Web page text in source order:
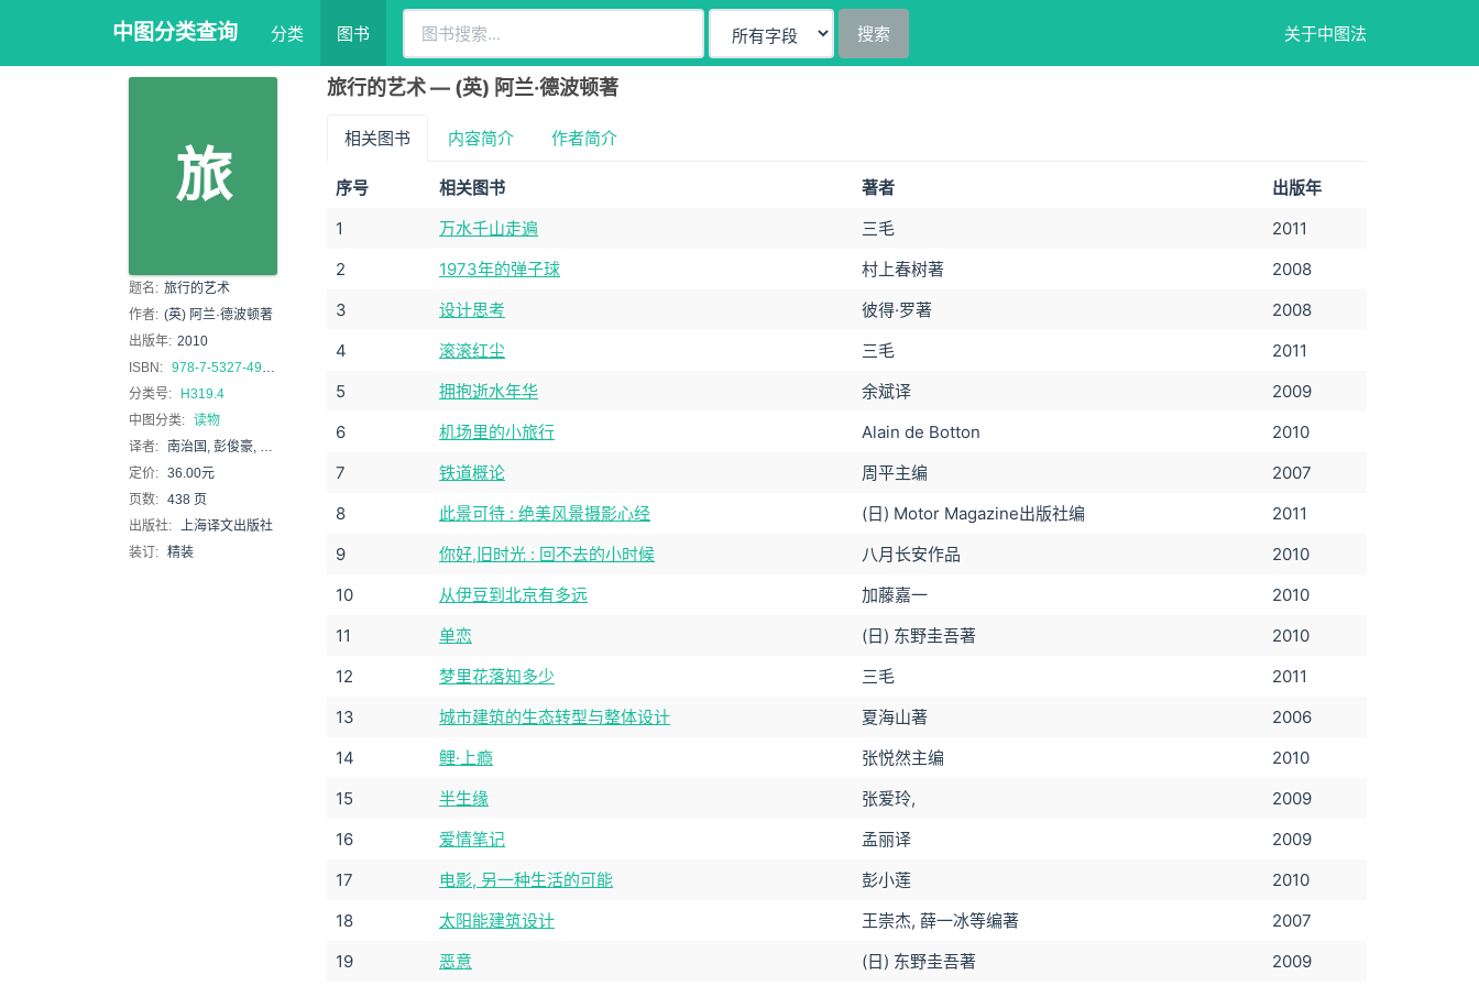
中图分类查询 分类 图书 搜索 关于中图法
旅
题名: 旅行的艺术
作者: (英) 阿兰·德波顿著
出版年: 2010
ISBN: 978-7-5327-4938-6
分类号:
H319.4
中图分类: 读物
译者:
南治国, 彭俊豪, 何世原
定价: 36.00元
页数: 438 页
出版社: 上海译文出版社
装订: 精装
旅行的艺术 — (英) 阿兰·德波顿著
相关图书 内容简介 作者简介
序号 相关图书 著者
出版年
1
万水千山走遍 三毛
2011
2
1973年的弹子球 村上春树著
2008
3
设计思考 彼得·罗著
2008
4
滚滚红尘 三毛
2011
5
拥抱逝水年华 余斌译
2009
6
机场里的小旅行 Alain de Botton
2010
7
铁道概论 周平主编
2007
8
此景可待 : 绝美风景摄影心经 (日) Motor Magazine出版社编
2011
9
你好,旧时光 : 回不去的小时候 八月长安作品
2010
10
从伊豆到北京有多远 加藤嘉一
2010
11
单恋 (日) 东野圭吾著
2010
12
梦里花落知多少 三毛
2011
13
城市建筑的生态转型与整体设计 夏海山著
2006
14
鲤·上瘾 张悦然主编
2010
15
半生缘 张爱玲,
2009
16
爱情笔记 孟丽译
2009
17
电影, 另一种生活的可能 彭小莲
2010
18
太阳能建筑设计 王崇杰, 薛一冰等编著
2007
19
恶意 (日) 东野圭吾著 2009